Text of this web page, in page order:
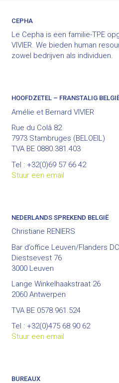
CEPHA
Le Cepha is een familie-TPE
VIVIER. We bieden human
zowel bedrijven als individuen.
HOOFDZETEL – FRANSTALIG
Amélie et Bernard VIVIER
Rue du Colâ 82
7973 Stambruges (BELOEIL)
TVA BE 0880.381.403
Tel : +32(0)69 57 66 42
Stuur een email
NEDERLANDS SPREKEND BELGIË
Christiane RENIERS
Bar d’office Leuven/Flanders DC
Diestsevest 76
3000 Leuven
Lange Winkelhaakstraat 26
2060 Antwerpen
TVA BE 0578.961.524
Tel : +32(0)475 68 90 62
Stuur een email
BUREAUX